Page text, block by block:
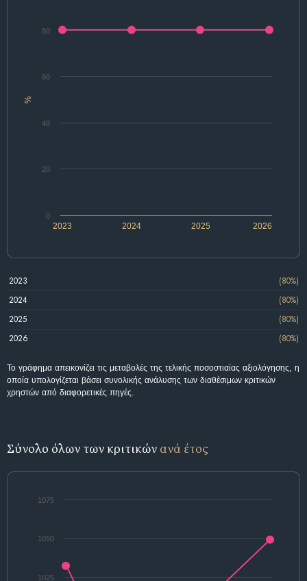
%
2024 2026
2023 2025
0
20
40
60
80
2023
(80%)
2024
(80%)
2025
(80%)
2026
(80%)
Το γράφημα απεικονίζει τις μεταβολές της τελικής ποσοστιαίας αξιολόγησης, η
οποία υπολογίζεται βάσει συνολικής ανάλυσης των διαθέσιμων κριτικών
χρηστών από διαφορετικές πηγές.
Σύνολο όλων των κριτικών ανά έτος
1025
1050
1075